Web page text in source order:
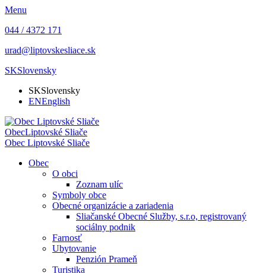
Menu
044 / 4372 171
urad@liptovskesliace.sk
SKSlovensky
SKSlovensky
ENEnglish
ObecLiptovské Sliače
Obec Liptovské Sliače
Obec
O obci
Zoznam ulíc
Symboly obce
Obecné organizácie a zariadenia
Sliačanské Obecné Služby, s.r.o, registrovaný
sociálny podnik
Farnosť
Ubytovanie
Penzión Prameň
Turistika